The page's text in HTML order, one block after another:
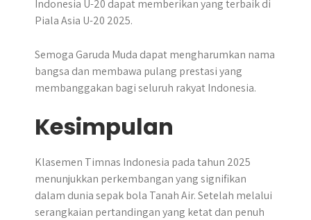
Indonesia U-20 dapat memberikan yang terbaik di
Piala Asia U-20 2025.
Semoga Garuda Muda dapat mengharumkan nama
bangsa dan membawa pulang prestasi yang
membanggakan bagi seluruh rakyat Indonesia.
Kesimpulan
Klasemen Timnas Indonesia pada tahun 2025
menunjukkan perkembangan yang signifikan
dalam dunia sepak bola Tanah Air. Setelah melalui
serangkaian pertandingan yang ketat dan penuh